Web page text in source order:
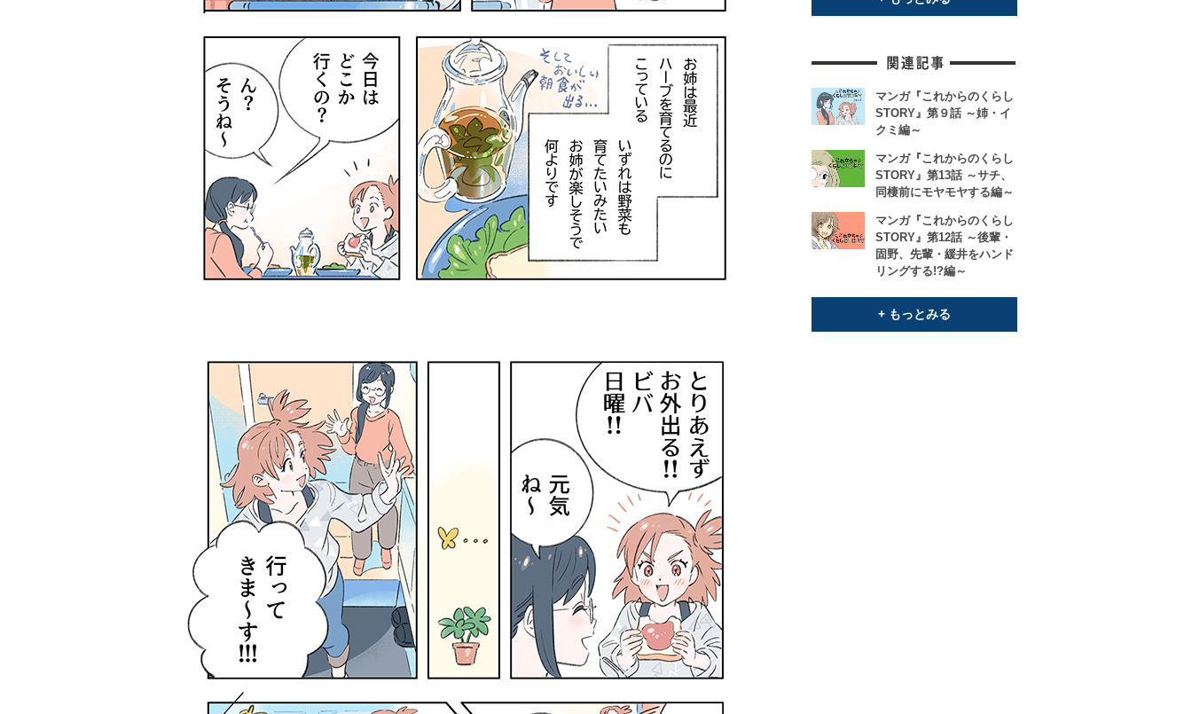
マンガ『これからのくらし
STORY』第９話 ～姉・イ
クミ編～
マンガ『これからのくらし
STORY』第13話 ～サチ、
同棲前にモヤモヤする編～
マンガ『これからのくらし
STORY』第12話 ～後輩・
固野、先輩・緩井をハンド
リングする!?編～
+ もっとみる